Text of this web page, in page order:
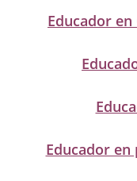
Educador
Educador